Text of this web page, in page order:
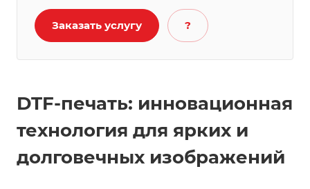
Заказать услугу ?
DTF-печать: инновационная
технология для ярких и
долговечных изображений